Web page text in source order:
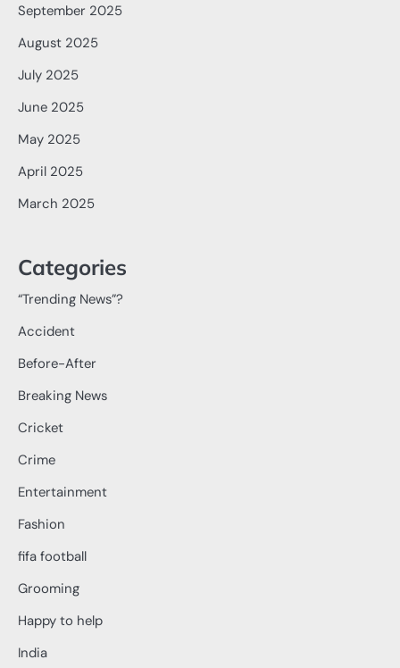
September 2025
August 2025
July 2025
June 2025
May 2025
April 2025
March 2025
Categories
“Trending News”?
Accident
Before-After
Breaking News
Cricket
Crime
Entertainment
Fashion
fifa football
Grooming
Happy to help
India